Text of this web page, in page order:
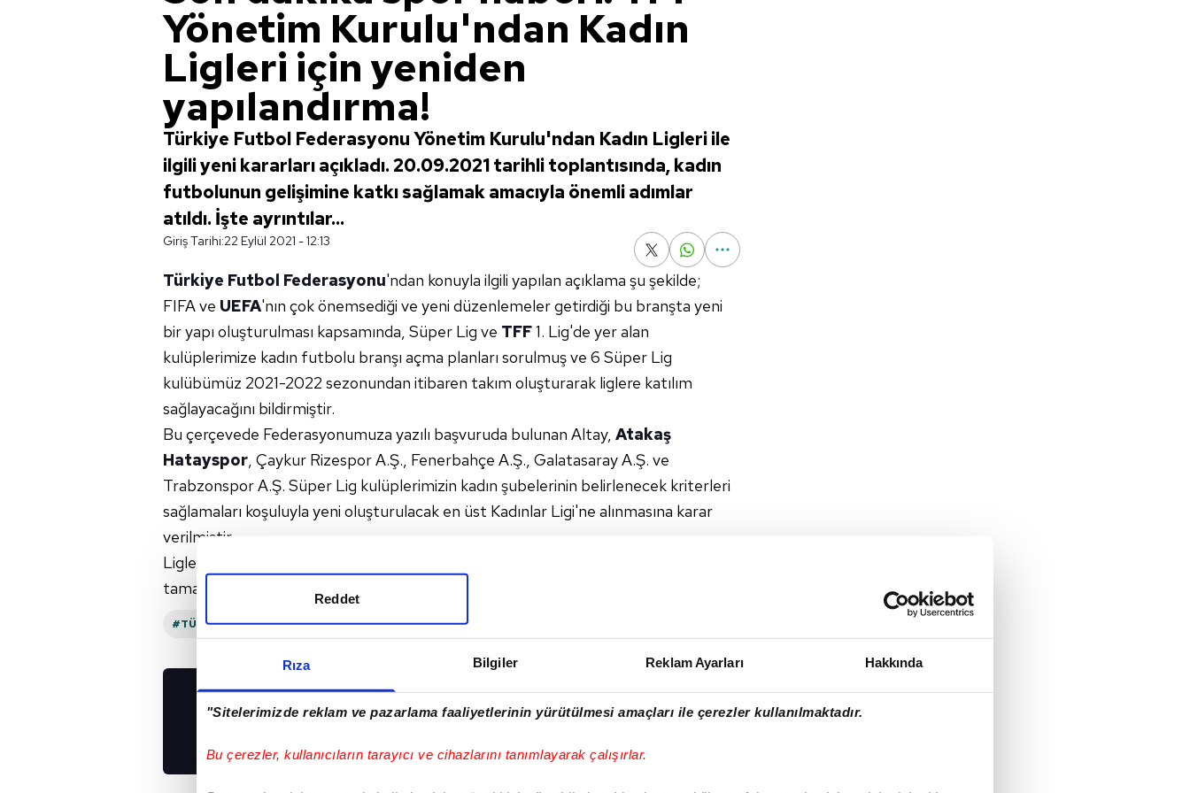
Rıza Bilgiler Reklam Ayarları Hakkında
"Sitelerimizde reklam ve pazarlama faaliyetlerinin yürütülmesi amaçları ile çerezler kullanılmaktadır.
Bu çerezler, kullanıcıların tarayıcı ve cihazlarını tanımlayarak çalışırlar.
Reddet
Yönetim Kurulu'ndan Kadın
Ligleri için yeniden
yapılandırma!
Türkiye Futbol Federasyonu Yönetim Kurulu'ndan Kadın Ligleri ile
ilgili yeni kararları açıkladı. 20.09.2021 tarihli toplantısında, kadın
futbolunun gelişimine katkı sağlamak amacıyla önemli adımlar
atıldı. İşte ayrıntılar...
Giriş Tarihi:22 Eylül 2021 - 12:13
Türkiye Futbol Federasyonu'ndan konuyla ilgili yapılan açıklama şu şekilde;
FIFA ve UEFA'nın çok önemsediği ve yeni düzenlemeler getirdiği bu branşta yeni
bir yapı oluşturulması kapsamında, Süper Lig ve TFF1. Lig'de yer alan
kulüplerimize kadın futbolu branşı açma planları sorulmuş ve 6 Süper Lig
kulübümüz 2021-2022 sezonundan itibaren takım oluşturarak liglere katılım
sağlayacağını bildirmiştir.
Bu çerçevede Federasyonumuza yazılı başvuruda bulunan Altay, Atakaş
Hatayspor, Çaykur Rizespor A.Ş., Fenerbahçe A.Ş., Galatasaray A.Ş. ve
Trabzonspor A.Ş. Süper Lig kulüplerimizin kadın şubelerinin belirlenecek kriterleri
sağlamaları koşuluyla yeni oluşturulacak en üst Kadınlar Ligi'ne alınmasına karar
verilmiştir.
Liglerin düzenlenmesi, yapısı ve statülere dair hazırlıklar en kısa sürede
tamamlanarak kamuoyuna duyurulacaktır.
#TÜRKIYE FUTBOL FEDERASYONU #ATAKAŞ HATAYSPOR
UYGULAMALARIMIZI